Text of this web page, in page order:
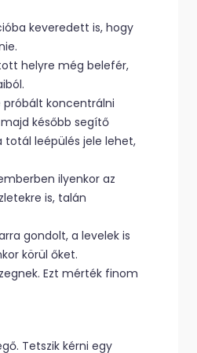
keveredett is, hogy
helyre még belefér,
koncentrálni
később segítő
totál leépülés jele lehet,
ilyenkor az
is, talán
gondolt, a levelek is
körül őket.
Ezt mérték finom
Tetszik kérni egy